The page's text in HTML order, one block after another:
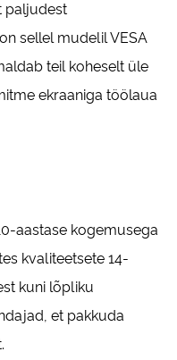
paljudest
sellel mudelil VESA
teil koheselt üle
ekraaniga töölaua
aastase kogemusega
kvaliteetsete 14-
kuni lõpliku
et pakkuda